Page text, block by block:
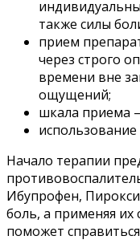
также силы
прием
через строго
времени вне
ощущений;
шкала приема
использование
Начало терапии
Ибупрофен,
боль, а применяя
поможет